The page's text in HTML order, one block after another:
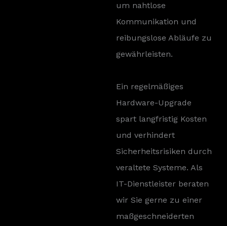
um nahtlose
Kommunikation und
reibungslose Abläufe zu
gewährleisten.
Ein regelmäßiges
Hardware-Upgrade
spart langfristig Kosten
und verhindert
Sicherheitsrisiken durch
veraltete Systeme. Als
IT-Dienstleister beraten
wir Sie gerne zu einer
maßgeschneiderten